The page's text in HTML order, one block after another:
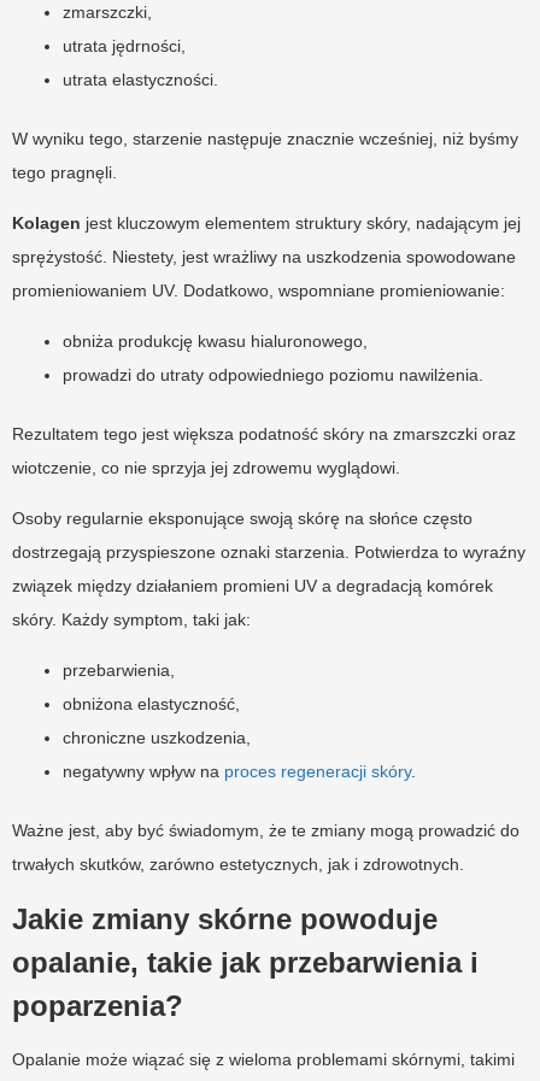
zmarszczki,
utrata jędrności,
utrata elastyczności.
W wyniku tego, starzenie następuje znacznie wcześniej, niż byśmy
tego pragnęli.
Kolagen jest kluczowym elementem struktury skóry, nadającym jej
sprężystość. Niestety, jest wrażliwy na uszkodzenia spowodowane
promieniowaniem UV. Dodatkowo, wspomniane promieniowanie:
obniża produkcję kwasu hialuronowego,
prowadzi do utraty odpowiedniego poziomu nawilżenia.
Rezultatem tego jest większa podatność skóry na zmarszczki oraz
wiotczenie, co nie sprzyja jej zdrowemu wyglądowi.
Osoby regularnie eksponujące swoją skórę na słońce często
dostrzegają przyspieszone oznaki starzenia. Potwierdza to wyraźny
związek między działaniem promieni UV a degradacją komórek
skóry. Każdy symptom, taki jak:
przebarwienia,
obniżona elastyczność,
chroniczne uszkodzenia,
negatywny wpływ na proces regeneracji skóry.
Ważne jest, aby być świadomym, że te zmiany mogą prowadzić do
trwałych skutków, zarówno estetycznych, jak i zdrowotnych.
Jakie zmiany skórne powoduje
opalanie, takie jak przebarwienia i
poparzenia?
Opalanie może wiązać się z wieloma problemami skórnymi, takimi